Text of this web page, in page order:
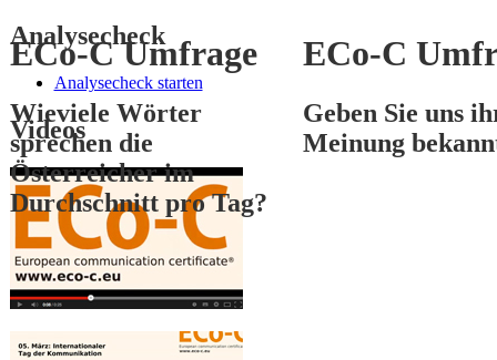
ECo-C Umfrage
Wieviele Wörter
sprechen die
Österreicher im
Durchschnitt pro Tag?
ECo-C
Geben Sie uns
Meinung
3
Analysecheck
Analysecheck starten
Videos